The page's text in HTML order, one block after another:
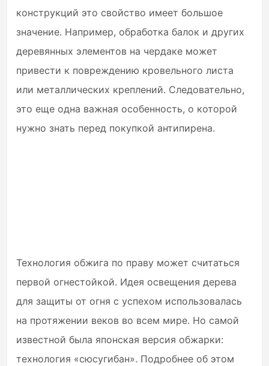
конструкций это свойство имеет большое
значение. Например, обработка балок и других
деревянных элементов на чердаке может
привести к повреждению кровельного листа
или металлических креплений. Следовательно,
это еще одна важная особенность, о которой
нужно знать перед покупкой антипирена.
Технология обжига по праву может считаться
первой огнестойкой. Идея освещения дерева
для защиты от огня с успехом использовалась
на протяжении веков во всем мире. Но самой
известной была японская версия обжарки:
технология «сюсугибан». Подробнее об этом